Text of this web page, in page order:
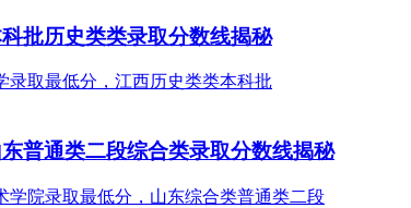
批历史类类录取分数线揭秘
普通类二段综合类录取分数线揭秘